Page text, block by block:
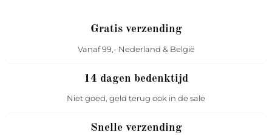
Gratis verzending
Vanaf 99,- Nederland & België
14 dagen bedenktijd
Niet goed, geld terug ook in de sale
Snelle verzending